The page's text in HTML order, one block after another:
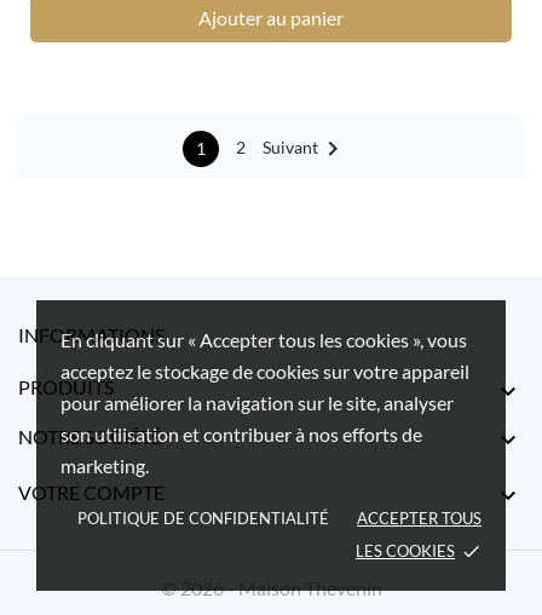
En cliquant sur « Accepter tous les cookies », vous
acceptez le stockage de cookies sur votre appareil
pour améliorer la navigation sur le site, analyser
son utilisation et contribuer à nos efforts de
marketing.
POLITIQUE DE CONFIDENTIALITÉ
ACCEPTER TOUS
LES COOKIES done
Ajouter au panier
1 2 Suivant
INFORMATIONS
PRODUITS 
NOTRE SOCIÉTÉ 
VOTRE COMPTE 
© 2026 - Maison Thevenin